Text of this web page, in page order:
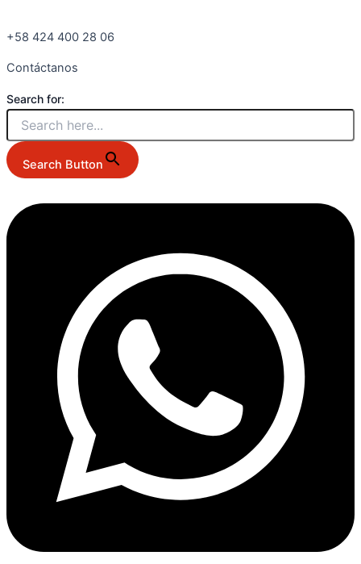
+58 424 400 28 06
Contáctanos
Search for:
Search Button